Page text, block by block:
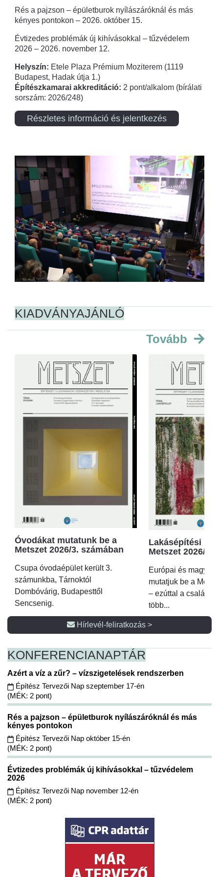
Rés a pajzson – épületburok nyílászáróknál és más
kényes pontokon – 2026. október 15.
Évtizedes problémák új kihívásokkal – tűzvédelem
2026 – 2026. november 12.
Helyszín: Etele Plaza Prémium Moziterem (1119
Budapest, Hadak útja 1.)
Építészkamarai akkreditáció: 2 pont/alkalom (bírálati
sorszám: 2026/248)
Részletes információ és jelentkezés
KIADVÁNYAJÁNLÓ
Tovább
Óvodákat mutatunk be a
Metszet 2026/3. számában
Csupa óvodaépület került 3.
számunkba, Tárnoktól
Dombóvárig, Budapesttől
Sencsenig.
Lakásépítési
Metszet 2026/2.
Európai és magyar
mutatjuk be a
– ezúttal a családi
több...
Hírlevél-feliratkozás >
KONFERENCIANAPTÁR
Azért a víz a zűr? – vízszigetelések rendszerben
Építész Tervezői Nap szeptember 17-én
(MÉK: 2 pont)
Rés a pajzson – épületburok nyílászáróknál és más
kényes pontokon
Építész Tervezői Nap október 15-én
(MÉK: 2 pont)
Évtizedes problémák új kihívásokkal – tűzvédelem
2026
Építész Tervezői Nap november 12-én
(MÉK: 2 pont)